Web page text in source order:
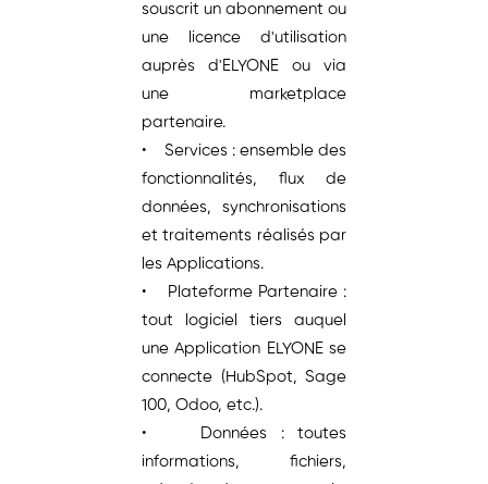
souscrit un abonnement ou
une licence d'utilisation
auprès d'ELYONE ou via
une marketplace
partenaire.
• Services : ensemble des
fonctionnalités, flux de
données, synchronisations
et traitements réalisés par
les Applications.
• Plateforme Partenaire :
tout logiciel tiers auquel
une Application ELYONE se
connecte (HubSpot, Sage
100, Odoo, etc.).
• Données : toutes
informations, fichiers,